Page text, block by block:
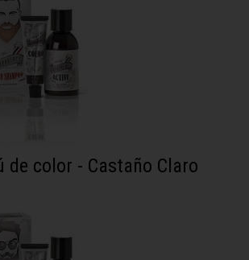
de color - Castaño Claro